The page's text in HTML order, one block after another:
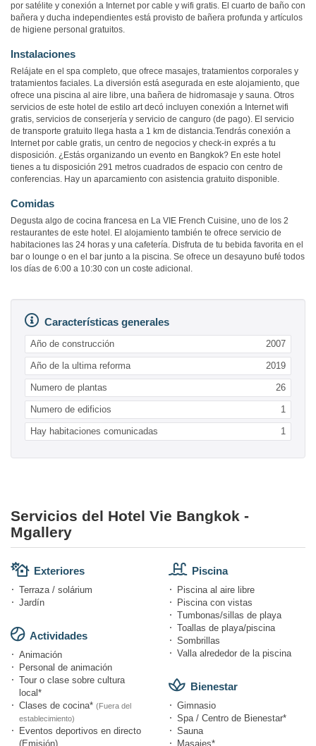
por satélite y conexión a Internet por cable y wifi gratis. El cuarto de baño con
bañera y ducha independientes está provisto de bañera profunda y artículos
de higiene personal gratuitos.
Instalaciones
Relájate en el spa completo, que ofrece masajes, tratamientos corporales y
tratamientos faciales. La diversión está asegurada en este alojamiento, que
ofrece una piscina al aire libre, una bañera de hidromasaje y sauna. Otros
servicios de este hotel de estilo art decó incluyen conexión a Internet wifi
gratis, servicios de conserjería y servicio de canguro (de pago). El servicio
de transporte gratuito llega hasta a 1 km de distancia.Tendrás conexión a
Internet por cable gratis, un centro de negocios y check-in exprés a tu
disposición. ¿Estás organizando un evento en Bangkok? En este hotel
tienes a tu disposición 291 metros cuadrados de espacio con centro de
conferencias. Hay un aparcamiento con asistencia gratuito disponible.
Comidas
Degusta algo de cocina francesa en La VIE French Cuisine, uno de los 2
restaurantes de este hotel. El alojamiento también te ofrece servicio de
habitaciones las 24 horas y una cafetería. Disfruta de tu bebida favorita en el
bar o lounge o en el bar junto a la piscina. Se ofrece un desayuno bufé todos
los días de 6:00 a 10:30 con un coste adicional.
Características generales
Año de construcción 2007
Año de la ultima reforma 2019
Numero de plantas 26
Numero de edificios 1
Hay habitaciones comunicadas 1
Servicios del Hotel Vie Bangkok -
Mgallery
Exteriores
Terraza / solárium
Jardín
Actividades
Animación
Personal de animación
Tour o clase sobre cultura
local*
Clases de cocina* (Fuera del
establecimiento)
Eventos deportivos en directo
(Emisión)
Piscina
Piscina al aire libre
Piscina con vistas
Tumbonas/sillas de playa
Toallas de playa/piscina
Sombrillas
Valla alrededor de la piscina
Bienestar
Gimnasio
Spa / Centro de Bienestar*
Sauna
Masajes*